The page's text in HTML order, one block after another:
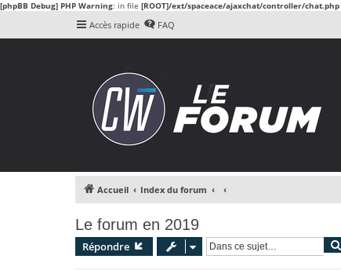
[phpBB Debug] PHP Warning: in file [ROOT]/ext/spaceace/ajaxchat/controller/chat.php
Accès rapide FAQ
Accueil Index du forum
Le forum en 2019
Répondre